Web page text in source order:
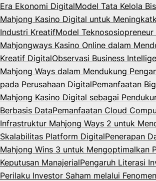
Era Ekonomi DigitalModel Tata Kelola
Mahjong Kasino Digital untuk
Industri KreatifModel Teknososiopreneur
Mahjongways Kasino Online dalam
Kreatif DigitalObservasi Business
Mahjong Ways dalam Mendukung
pada Perusahaan DigitalPemanfaatan
Mahjong Kasino Digital sebagai
Berbasis DataPemanfaatan Cloud
Infrastruktur Mahjong Ways 2 untuk
Skalabilitas Platform DigitalPenerapan
Mahjong Wins 3 untuk Mengoptimalkan
Keputusan ManajerialPengaruh Literasi
Perilaku Investor Saham melalui